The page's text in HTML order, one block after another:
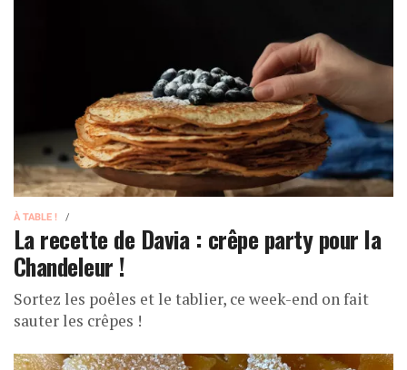
À TABLE !
La recette de Davia : crêpe party pour la
Chandeleur !
Sortez les poêles et le tablier, ce week-end on fait
sauter les crêpes !